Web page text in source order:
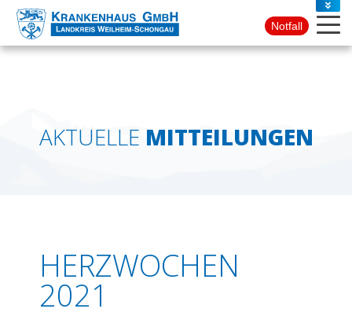
PRESSE
KONTAKT
Notfall
AKTUELLE MITTEILUNGEN
HERZWOCHEN
2021